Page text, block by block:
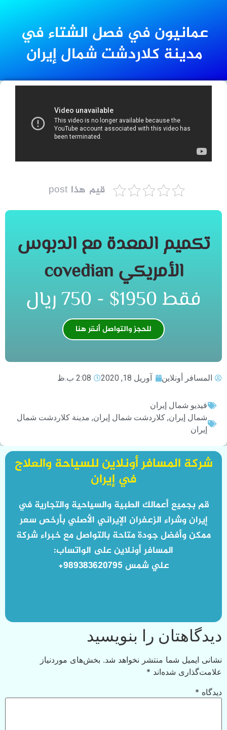
عمانيون في فصل الشتاء في
مدينة كلاردشت شمال إيران
قيم هذا post
تكميم المعدة مع الدبوس
الأمريكي covedian​
فقط 1950$ - 750 ریال​
للحجز والتواصل أنقر هنا
المسافر أونلاين آوریل 18, 2020 2:08 ب.ظ
فيديو شمال إيران
شمال إيران, كلاردشت شمال إيران, مدينة كلاردشت شمال
إيران
شركة المسافر أونلاين للسياحة والعلاج
في إيران
قم بجميع أعمالك الطبية والسياحية والتجارية في
إيران وشراء الزعفران الإيراني الأصلي بأرخص سعر
ممكن وأفضل جودة متاحة بالتواصل مع خبراء شركة
المسافر أونلاين على الواتساب:
علي شمس 989383620795+
دیدگاهتان را بنویسید
نشانی ایمیل شما منتشر نخواهد شد. بخش‌های موردنیاز
علامت‌گذاری شده‌اند *
دیدگاه *